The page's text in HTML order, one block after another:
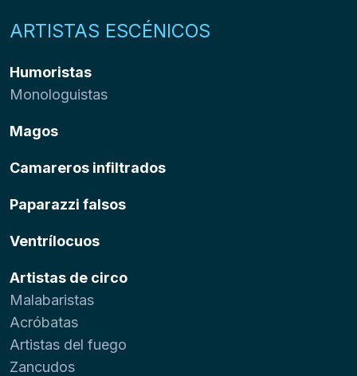
ARTISTAS ESCÉNICOS
Humoristas
Monologuistas
Magos
Camareros infiltrados
Paparazzi falsos
Ventrílocuos
Artistas de circo
Malabaristas
Acróbatas
Artistas del fuego
Zancudos